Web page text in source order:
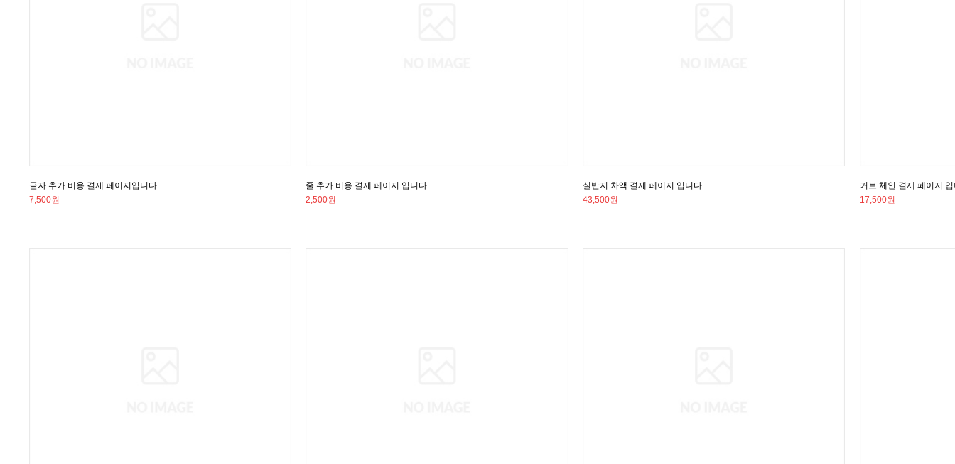
글자 추가 비용 결제 페이지입니다.
7,500원
줄 추가 비용 결제 페이지 입니다.
2,500원
실반지 차액 결제 페이지 입니다.
43,500원
커브 체인 결제 페이지
17,500원